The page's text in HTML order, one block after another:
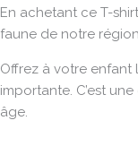
En achetant ce T-
faune de notre région.
Offrez à votre enfant
importante. C’est
âge.